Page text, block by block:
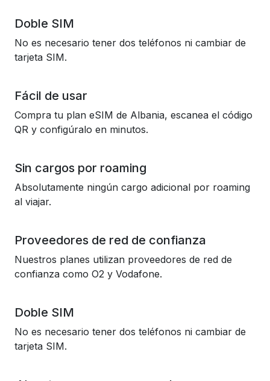
Doble SIM
No es necesario tener dos teléfonos ni cambiar de
tarjeta SIM.
Fácil de usar
Compra tu plan eSIM de Albania, escanea el código
QR y configúralo en minutos.
Sin cargos por roaming
Absolutamente ningún cargo adicional por roaming
al viajar.
Proveedores de red de confianza
Nuestros planes utilizan proveedores de red de
confianza como O2 y Vodafone.
Doble SIM
No es necesario tener dos teléfonos ni cambiar de
tarjeta SIM.